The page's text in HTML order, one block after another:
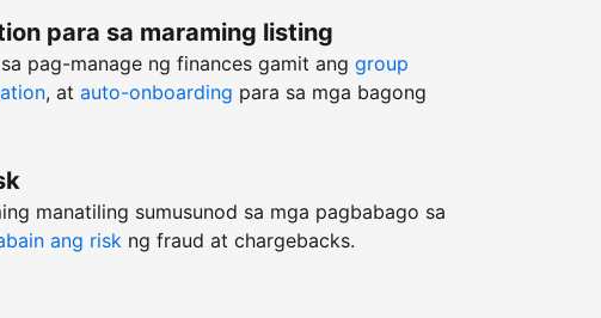
para sa maraming listing
pag-manage ng finances gamit ang group
, at auto-onboarding para sa mga bagong
manatiling sumusunod sa mga pagbabago sa
ang risk ng fraud at chargebacks.